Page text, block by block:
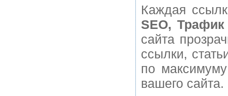
Каждая
SEO,
сайта
ссылки,
по
вашего сайта.